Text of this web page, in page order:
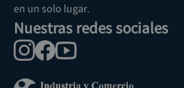
en un solo lugar.
Nuestras redes sociales